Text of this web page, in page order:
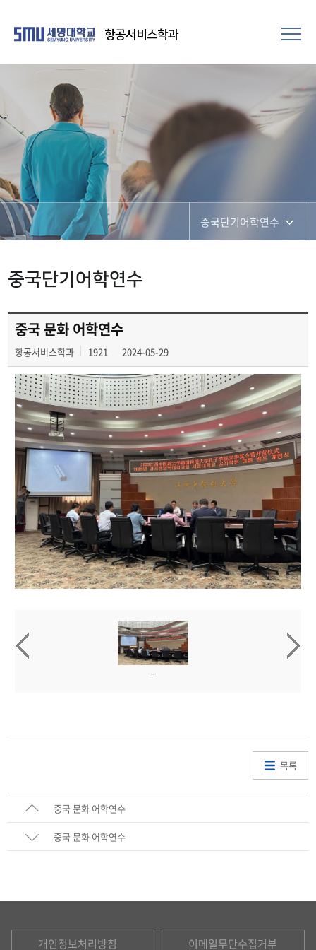
항공서비스학과
중국단기어학연수
중국단기어학연수
중국 문화 어학연수
항공서비스학과 1921 2024-05-29
목록
중국 문화 어학연수
중국 문화 어학연수
개인정보처리방침 이메일무단수집거부